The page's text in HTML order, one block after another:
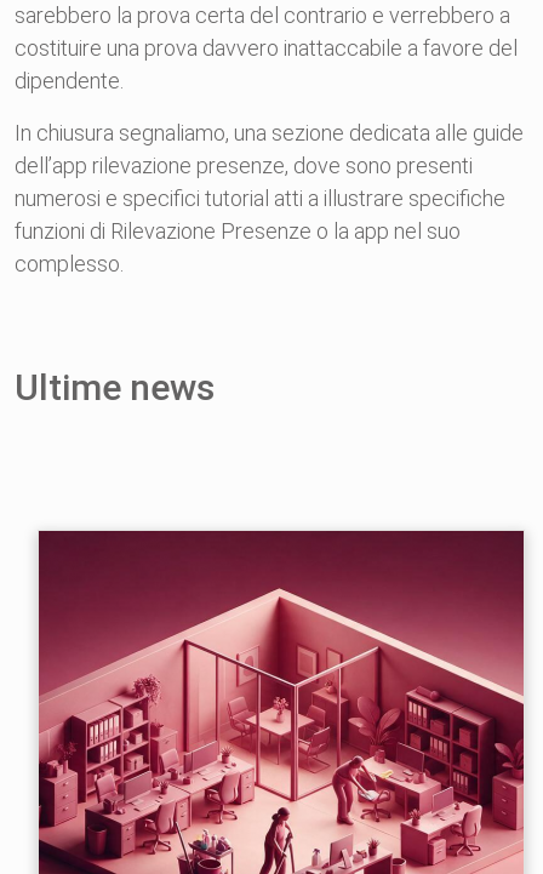
sarebbero la prova certa del contrario e verrebbero a
costituire una prova davvero inattaccabile a favore del
dipendente.
In chiusura segnaliamo, una sezione dedicata alle guide
dell’app rilevazione presenze, dove sono presenti
numerosi e specifici tutorial atti a illustrare specifiche
funzioni di Rilevazione Presenze o la app nel suo
complesso.
Ultime news